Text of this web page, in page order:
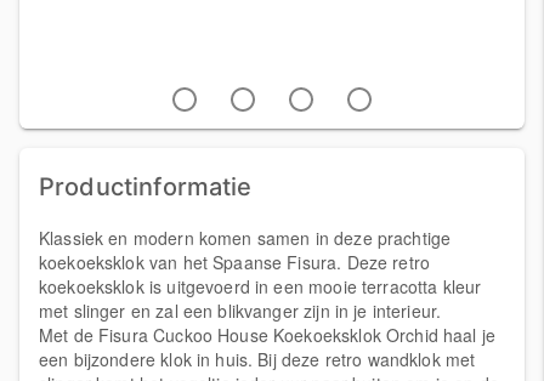
Productinformatie
Klassiek en modern komen samen in deze prachtige
koekoeksklok van het Spaanse Fisura. Deze retro
koekoeksklok is uitgevoerd in een mooie terracotta kleur
met slinger en zal een blikvanger zijn in je interieur.
Met de Fisura Cuckoo House Koekoeksklok Orchid haal je
een bijzondere klok in huis. Bij deze retro wandklok met